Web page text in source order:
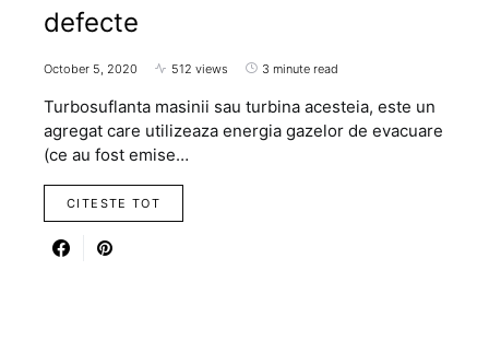
defecte
October 5, 2020 512 views 3 minute read
Turbosuflanta masinii sau turbina acesteia, este un
agregat care utilizeaza energia gazelor de evacuare
(ce au fost emise…
CITESTE TOT